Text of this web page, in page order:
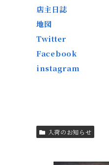
店主日誌
地図
Twitter
Facebook
instagram
入荷のお知らせ